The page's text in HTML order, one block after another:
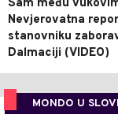
Sam među
Nevjerovatna
stanovniku
Dalmaciji (VIDEO)
MONDO U